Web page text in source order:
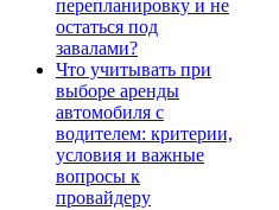
перепланировку и не
остаться под
завалами?
Что учитывать при
выборе аренды
автомобиля с
водителем: критерии,
условия и важные
вопросы к
провайдеру